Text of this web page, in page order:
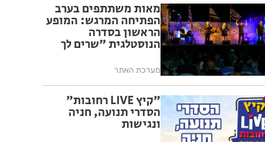
מאות משתתפים בערב
הפתיחה המרגש: המופע
הראשון בסדרה
הנוסטלגית "שרים לך
ה-17
מערכת האתר
"קיץ LIVE רחובות"
הסדרי תנועה, חניה
ונגישות